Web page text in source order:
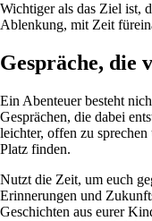
Wichtiger als das Ziel ist,
Ablenkung, mit Zeit
Gespräche, die
Ein Abenteuer besteht
Gesprächen, die dabei
leichter, offen zu
Platz finden.
Nutzt die Zeit, um euch
Erinnerungen und
Geschichten aus eurer